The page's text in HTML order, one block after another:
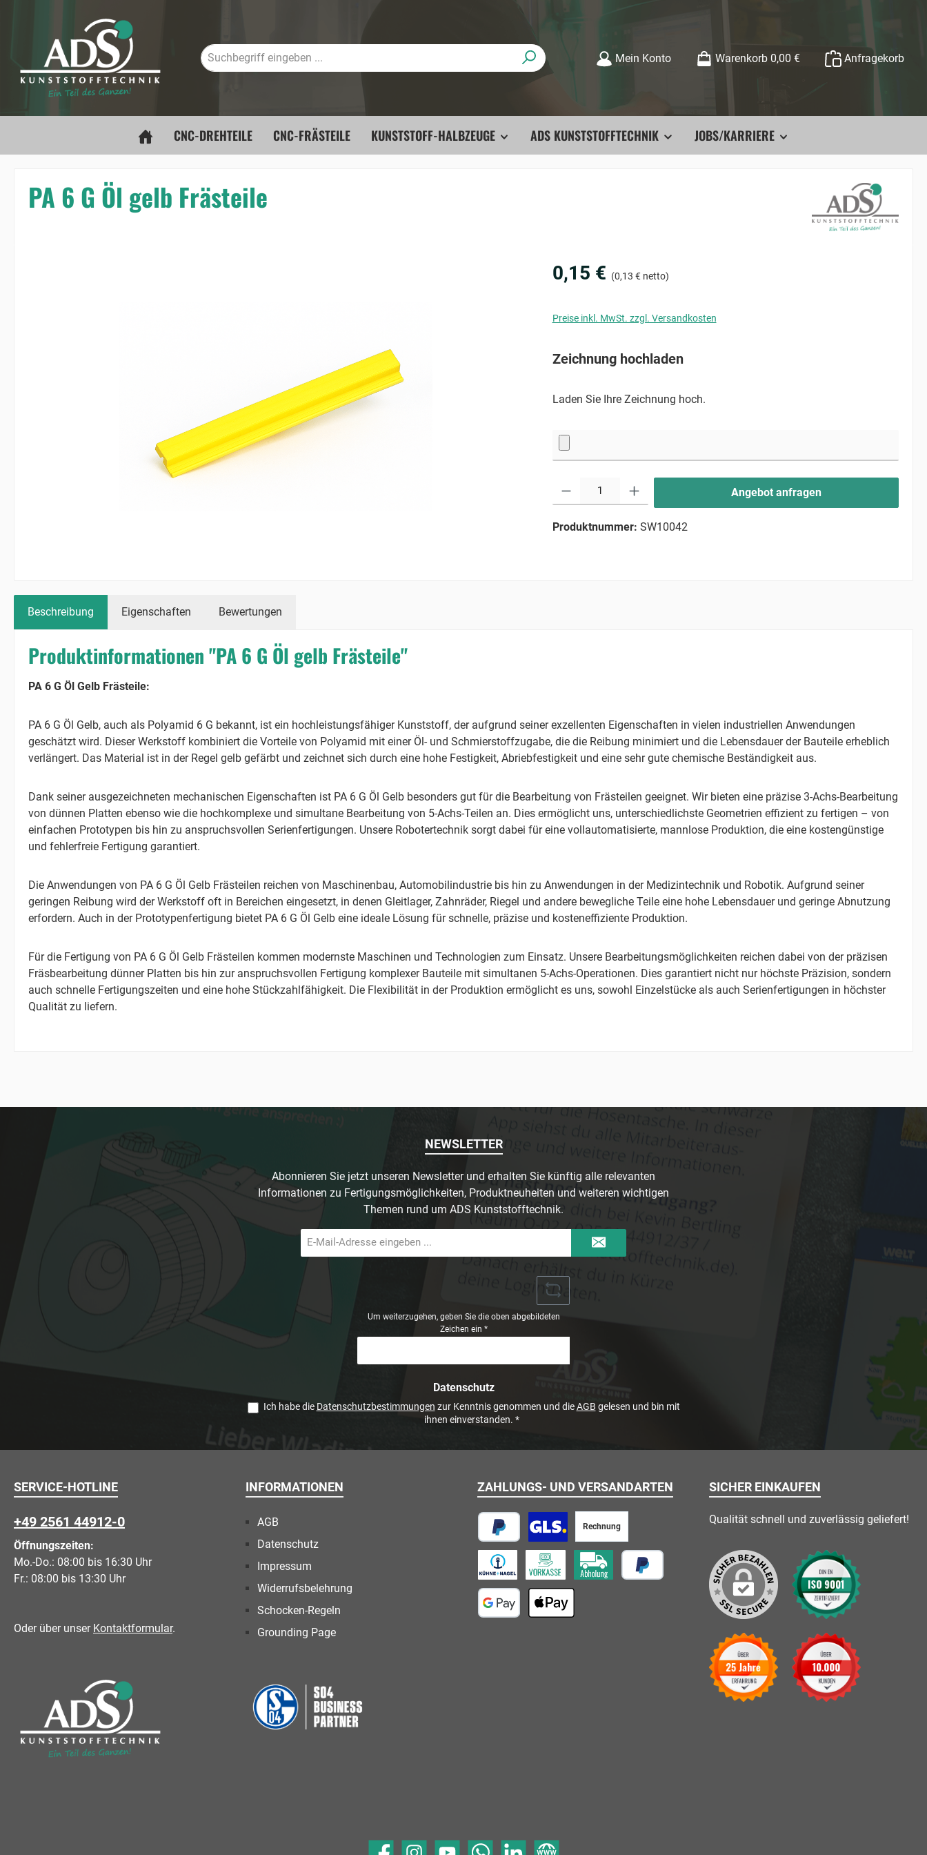
Zur Hauptnavigation springen
Mein Konto Warenkorb 0,00 € Anfragekorb
CNC-DREHTEILE CNC-FRÄSTEILE KUNSTSTOFF-HALBZEUGE ADS KUNSTSTOFFTECHNIK JOBS/KARRIERE
PA 6 G Öl gelb Frästeile
0,15 € (0,13 € netto)
Preise inkl. MwSt. zzgl. Versandkosten
Zeichnung hochladen
Laden Sie Ihre Zeichnung hoch.
Angebot anfragen
Produktnummer: SW10042
Beschreibung Eigenschaften Bewertungen
Produktinformationen "PA 6 G Öl gelb Frästeile"
PA 6 G Öl Gelb Frästeile:
PA 6 G Öl Gelb, auch als Polyamid 6 G bekannt, ist ein hochleistungsfähiger Kunststoff, der aufgrund seiner exzellenten Eigenschaften in vielen industriellen Anwendungen
geschätzt wird. Dieser Werkstoff kombiniert die Vorteile von Polyamid mit einer Öl- und Schmierstoffzugabe, die die Reibung minimiert und die Lebensdauer der Bauteile erheblich
verlängert. Das Material ist in der Regel gelb gefärbt und zeichnet sich durch eine hohe Festigkeit, Abriebfestigkeit und eine sehr gute chemische Beständigkeit aus.
Dank seiner ausgezeichneten mechanischen Eigenschaften ist PA 6 G Öl Gelb besonders gut für die Bearbeitung von Frästeilen geeignet. Wir bieten eine präzise 3-Achs-Bearbeitung
von dünnen Platten ebenso wie die hochkomplexe und simultane Bearbeitung von 5-Achs-Teilen an. Dies ermöglicht uns, unterschiedlichste Geometrien effizient zu fertigen – von
einfachen Prototypen bis hin zu anspruchsvollen Serienfertigungen. Unsere Robotertechnik sorgt dabei für eine vollautomatisierte, mannlose Produktion, die eine kostengünstige
und fehlerfreie Fertigung garantiert.
Die Anwendungen von PA 6 G Öl Gelb Frästeilen reichen von Maschinenbau, Automobilindustrie bis hin zu Anwendungen in der Medizintechnik und Robotik. Aufgrund seiner
geringen Reibung wird der Werkstoff oft in Bereichen eingesetzt, in denen Gleitlager, Zahnräder, Riegel und andere bewegliche Teile eine hohe Lebensdauer und geringe Abnutzung
erfordern. Auch in der Prototypenfertigung bietet PA 6 G Öl Gelb eine ideale Lösung für schnelle, präzise und kosteneffiziente Produktion.
Für die Fertigung von PA 6 G Öl Gelb Frästeilen kommen modernste Maschinen und Technologien zum Einsatz. Unsere Bearbeitungsmöglichkeiten reichen dabei von der präzisen
Fräsbearbeitung dünner Platten bis hin zur anspruchsvollen Fertigung komplexer Bauteile mit simultanen 5-Achs-Operationen. Dies garantiert nicht nur höchste Präzision, sondern
auch schnelle Fertigungszeiten und eine hohe Stückzahlfähigkeit. Die Flexibilität in der Produktion ermöglicht es uns, sowohl Einzelstücke als auch Serienfertigungen in höchster
Qualität zu liefern.
NEWSLETTER
Abonnieren Sie jetzt unseren Newsletter und erhalten Sie künftig alle relevanten
Informationen zu Fertigungsmöglichkeiten, Produktneuheiten und weiteren wichtigen
Themen rund um ADS Kunststofftechnik.
Mail-
Adresse
Um weiterzugehen, geben Sie die oben abgebildeten
Zeichen ein *
Datenschutz
Ich habe die Datenschutzbestimmungen zur Kenntnis genommen und dieAGB gelesen und bin mit
ihnen einverstanden. *
SERVICE-HOTLINE
+49 2561 44912-0
Öffnungszeiten:
Mo.-Do.: 08:00 bis 16:30 Uhr
Fr.: 08:00 bis 13:30 Uhr
Oder über unser Kontaktformular.
INFORMATIONEN
AGB
Datenschutz
Impressum
Widerrufsbelehrung
Schocken-Regeln
Grounding Page
ZAHLUNGS- UND VERSANDARTEN
PayPal
Rechnung
Vorkasse
Paketversand
Speditionsversand Abholung vor Ort
SICHER EINKAUFEN
Qualität schnell und zuverlässig geliefert!